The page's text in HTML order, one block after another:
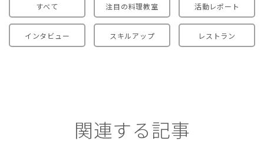
すべて 注目の料理教室 活動レポート
インタビュー スキルアップ レストラン
関連する記事